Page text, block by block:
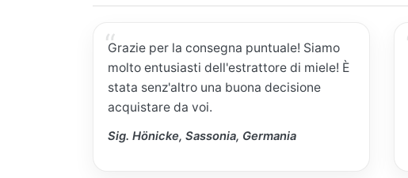
Grazie per la consegna puntuale! Siamo
molto entusiasti dell'estrattore di miele! È
stata senz'altro una buona decisione
acquistare da voi.
Sig. Hönicke, Sassonia, Germania